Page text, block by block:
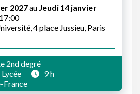
2027au Jeudi 14 janvier
4 place Jussieu, Paris
2nd degré
Lycée
9 h
France